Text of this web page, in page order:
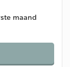
maand